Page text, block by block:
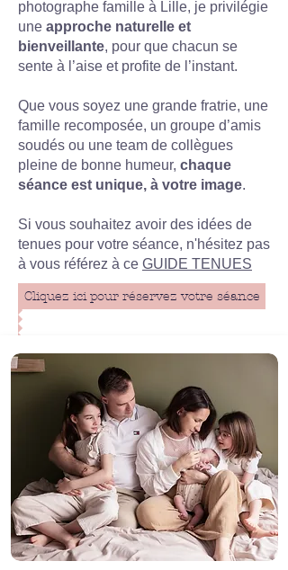
photographe famille à Lille, je privilégie
une approche naturelle et
bienveillante, pour que chacun se
sente à l’aise et profite de l’instant.
Que vous soyez une grande fratrie, une
famille recomposée, un groupe d’amis
soudés ou une team de collègues
pleine de bonne humeur, chaque
séance est unique, à votre image.
Si vous souhaitez avoir des idées de
tenues pour votre séance, n'hésitez pas
à vous référez à ce GUIDE TENUES
Cliquez ici pour réservez votre séance